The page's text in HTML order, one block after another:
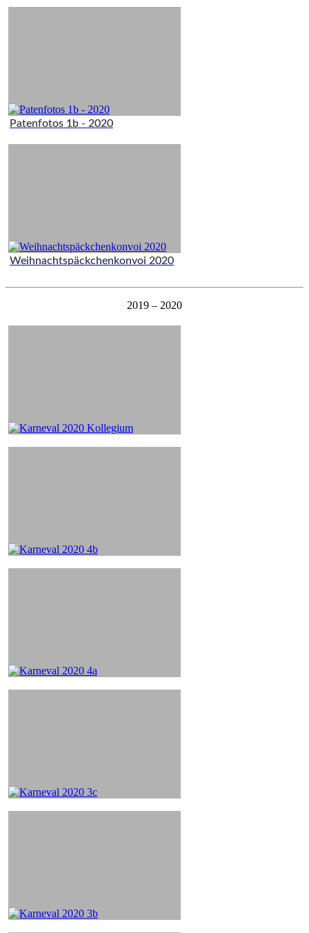
Patenfotos 1b - 2020
Weihnachtspäckchenkonvoi 2020
2019 – 2020